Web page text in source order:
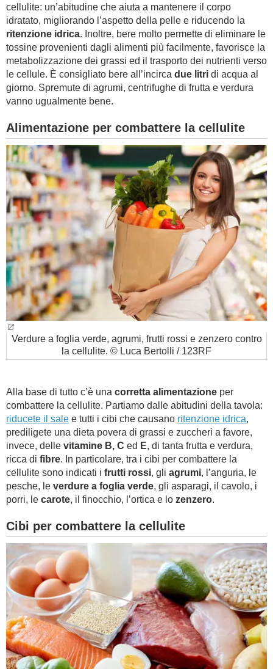
cellulite: un’abitudine che aiuta a mantenere il corpo
idratato, migliorando l’aspetto della pelle e riducendo la
ritenzione idrica. Inoltre, bere molto permette di eliminare le
tossine provenienti dagli alimenti più facilmente, favorisce la
metabolizzazione dei grassi ed il trasporto dei nutrienti verso
le cellule. È consigliato bere all’incirca due litri di acqua al
giorno. Spremute di agrumi, centrifughe di frutta e verdura
vanno ugualmente bene.
Alimentazione per combattere la cellulite
Verdure a foglia verde, agrumi, frutti rossi e zenzero contro
la cellulite. © Luca Bertolli / 123RF
Alla base di tutto c’è una corretta alimentazione per
combattere la cellulite. Partiamo dalle abitudini della tavola:
riducete il sale e tutti i cibi che causano ritenzione idrica,
prediligete una dieta povera di grassi e zuccheri a favore,
invece, delle vitamine B, C ed E, di tanta frutta e verdura,
ricca di fibre. In particolare, tra i cibi per combattere la
cellulite sono indicati i frutti rossi, gli agrumi, l’anguria, le
pesche, le verdure a foglia verde, gli asparagi, il cavolo, i
porri, le carote, il finocchio, l’ortica e lo zenzero.
Cibi per combattere la cellulite